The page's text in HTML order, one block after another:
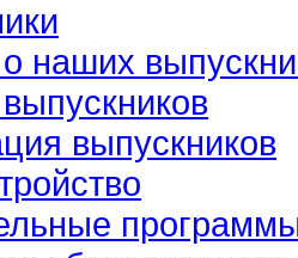
наших
выпускников